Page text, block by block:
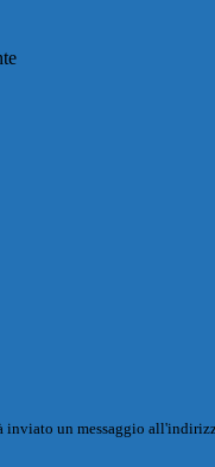
inviato un messaggio